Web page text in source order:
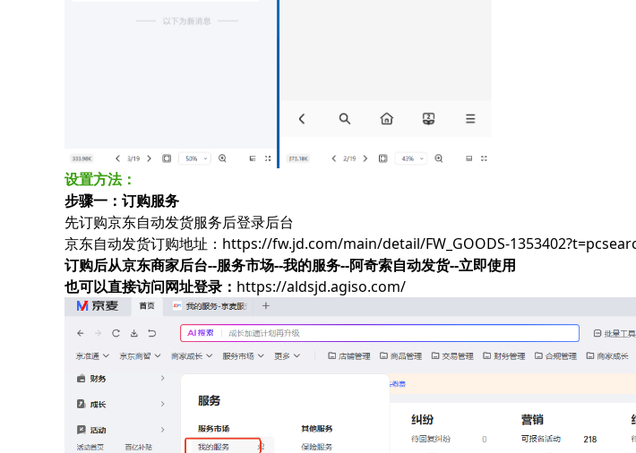
设置方法：
步骤一：订购服务
先订购京东自动发货服务后登录后台
京东自动发货订购地址： https://fw.jd.com/main/detail/FW_GOODS-
订购后从京东商家后台--服务市场--我的服务--阿奇索自动发货--立即使用
也可以直接访问网址登录： https://aldsjd.agiso.com/